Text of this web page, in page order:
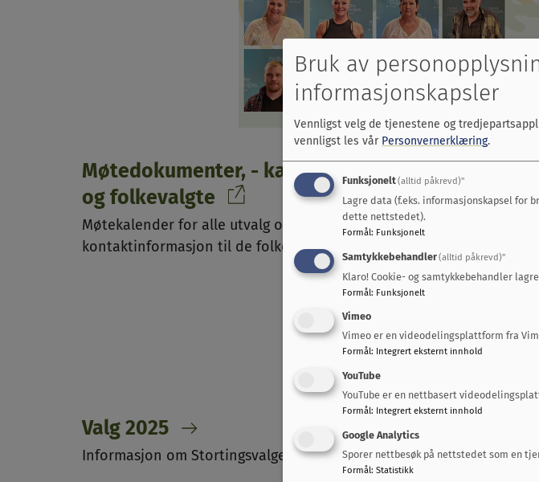
Møtedokumenter, - kalender
og folkevalgte
Møtekalender for alle utvalg og
kontaktinformasjon til de folkevalgte
Presentasjoner
Her finner du
presentasjoner fra
møter.
Ordfører
Ordførerens side.
Valg 2025
Informasjon om Stortingsvalget 2025
Styrende
Gjeldende
økonomiplan,
Bruk av
informasjonskapsler
Vennligst velg de tjenestene og
vennligst les vår Personvernerklæring.
Funksjonelt(alltid påkrevd)"
Lagre data (f.eks. informasjonskapsel for
dette nettstedet).
Formål: Funksjonelt
Samtykkebehandler(alltid påkrevd)"
Klaro! Cookie- og samtykkebehandler
Formål: Funksjonelt
Vimeo
Vimeo er en videodelingsplattform fra
Formål: Integrert eksternt innhold
YouTube
YouTube er en nettbasert
Formål: Integrert eksternt innhold
Google Analytics
Sporer nettbesøk på nettstedet som en
Formål: Statistikk